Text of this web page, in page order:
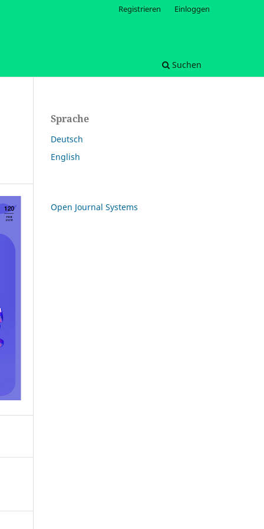
Suchen
Registrieren Einloggen
Sprache
Deutsch
English
Open Journal Systems